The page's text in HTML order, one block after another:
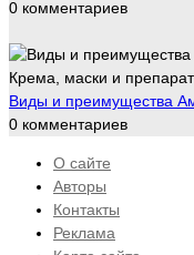
0 комментариев
Крема, маски и
Виды и преимущества
0 комментариев
О сайте
Авторы
Контакты
Реклама